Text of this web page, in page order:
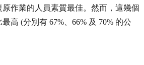
作業的人員素質最佳。然而，這幾個
高 (分別有 67%、66% 及 70% 的公